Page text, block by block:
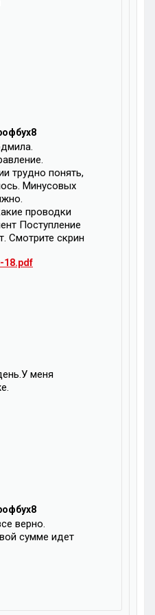
трудно понять,
Минусовых
проводки
Поступление
Смотрите скрин
18.pdf
меня
верно.
сумме идет